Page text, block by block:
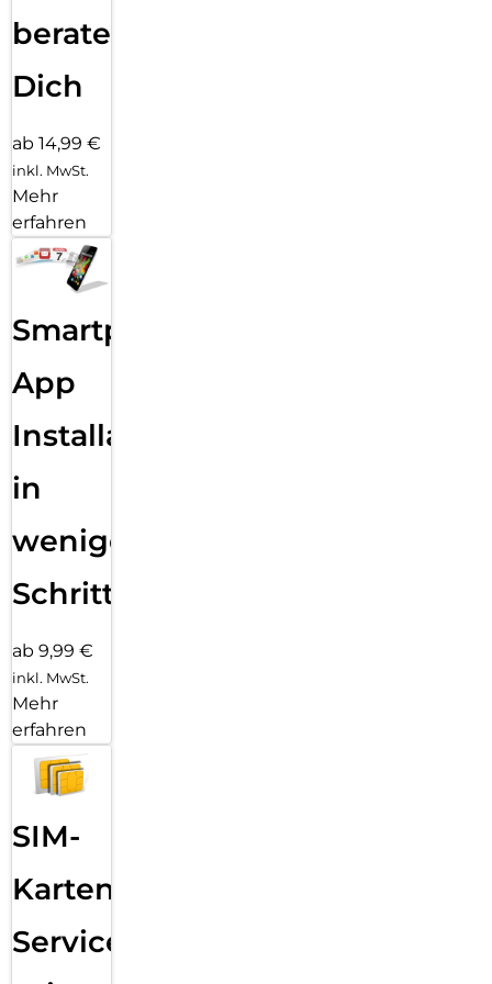
beraten
Dich
ab 14,99 €
inkl. MwSt.
Mehr
erfahren
Smartphone
App
Installation
in
wenigen
Schritten
ab 9,99 €
inkl. MwSt.
Mehr
erfahren
SIM-
Karten
Service: